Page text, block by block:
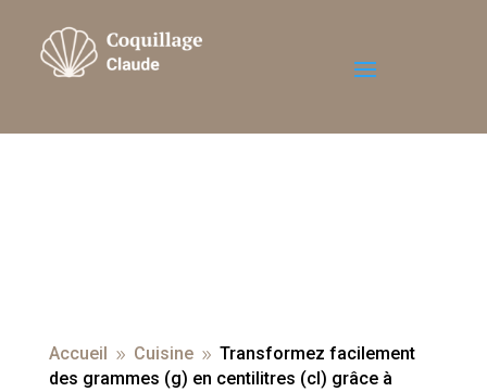
Accueil 9 Cuisine 9 Transformez facilement
des grammes (g) en centilitres (cl) grâce à